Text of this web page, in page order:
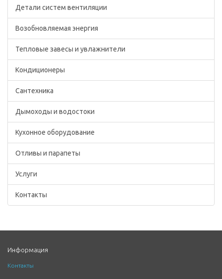
Детали систем вентиляции
Возобновляемая энергия
Тепловые завесы и увлажнители
Кондиционеры
Сантехника
Дымоходы и водостоки
Кухонное оборудование
Отливы и парапеты
Услуги
Контакты
Информация
Контакты